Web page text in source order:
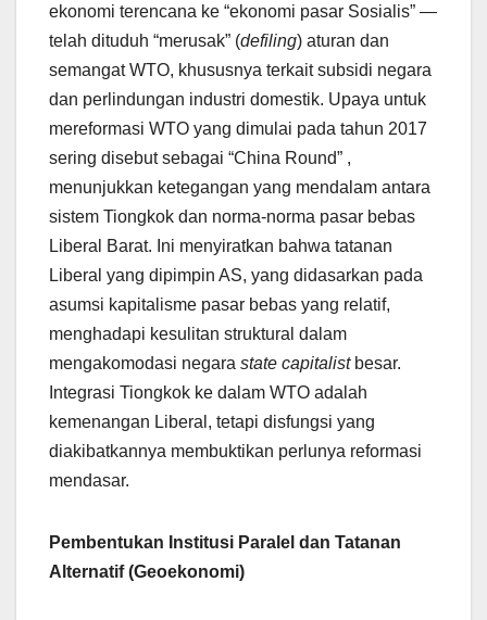
ekonomi terencana ke “ekonomi pasar Sosialis” —
telah dituduh “merusak” (defiling) aturan dan
semangat WTO, khususnya terkait subsidi negara
dan perlindungan industri domestik. Upaya untuk
mereformasi WTO yang dimulai pada tahun 2017
sering disebut sebagai “China Round” ,
menunjukkan ketegangan yang mendalam antara
sistem Tiongkok dan norma-norma pasar bebas
Liberal Barat. Ini menyiratkan bahwa tatanan
Liberal yang dipimpin AS, yang didasarkan pada
asumsi kapitalisme pasar bebas yang relatif,
menghadapi kesulitan struktural dalam
mengakomodasi negara state capitalistbesar.
Integrasi Tiongkok ke dalam WTO adalah
kemenangan Liberal, tetapi disfungsi yang
diakibatkannya membuktikan perlunya reformasi
mendasar.
Pembentukan Institusi Paralel dan Tatanan
Alternatif (Geoekonomi)